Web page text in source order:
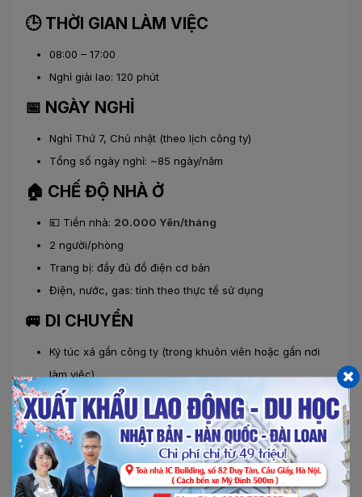
🕒 THỜI GIAN LÀM VIỆC
08:00 – 17:00
Nghỉ giải lao: 120 phút
📅 NGÀY NGHỈ
Nghỉ Thứ 7, Chủ nhật (theo lịch công ty)
Tổng số ngày nghỉ: ~85 ngày/năm
🏠 CHẾ ĐỘ NHÀ Ở
💴 Tiền nhà: 20.000 Yên/tháng
2 người/phòng
Trang bị: đầy đủ đồ điện cơ bản
Điện, nước, gas: tính theo thực tế sử dụng
🚐 DI CHUYỂN
Ký túc xá gần công ty (trong khuôn viên hoặc gần nơi
làm việc)
Có WiFi
🛡 BẢO HIỂM
Tham gia đầy đủ bảo hiểm theo quy định Nhật Bản
📌 THỜI GIAN THI TUYỂN